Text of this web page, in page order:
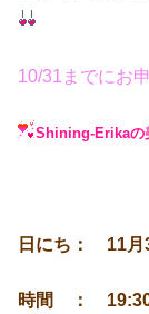
10/31までにお
Shining-Erikaの
日にち： 11月
時間 ： 19:30